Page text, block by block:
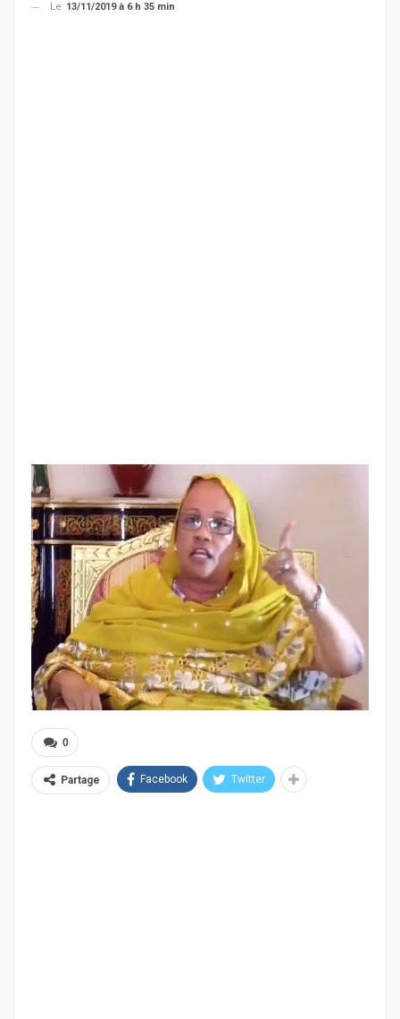
Le 13/11/2019 à 6 h 35 min
0
Partage Facebook Twitter